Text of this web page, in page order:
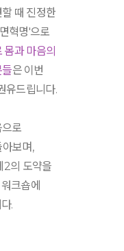
때 진정한
혁명'으로
몸과 마음의
은 이번
유드립니다.
로
보며,
2의 도약을
크숍에
.